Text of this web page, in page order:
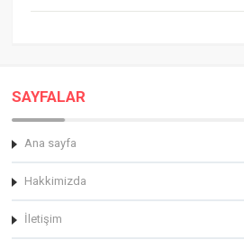
SAYFALAR
Ana sayfa
Hakkimizda
İletişim